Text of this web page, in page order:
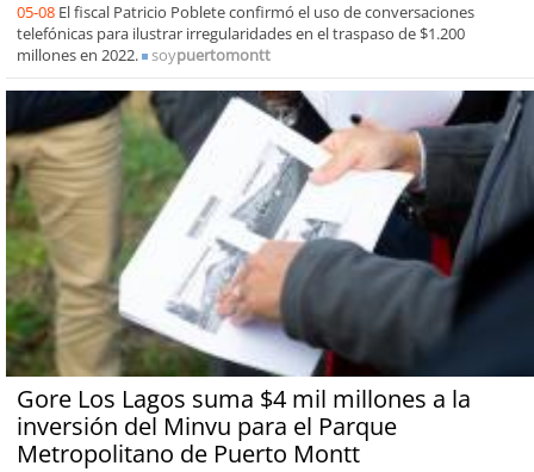
05-08 El fiscal Patricio Poblete confirmó el uso de conversaciones
telefónicas para ilustrar irregularidades en el traspaso de $1.200
millones en 2022.
soypuertomontt
Gore Los Lagos suma $4 mil millones a la
inversión del Minvu para el Parque
Metropolitano de Puerto Montt